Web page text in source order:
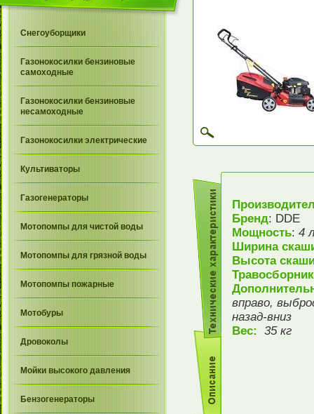
Снегоуборщики
Газонокосилки бензиновые
самоходные
Газонокосилки бензиновые
несамоходные
Газонокосилки электрические
Культиваторы
Газогенераторы
Мотопомпы для чистой воды
Мотопомпы для грязной воды
Мотопомпы пожарные
Мотобуры
Дровоколы
Мойки высокого давления
Бензогенераторы
Бренд: DDE
Мощность: 4
Ширина
Высота
вправо,
назад-вниз
Вес: 35 кг